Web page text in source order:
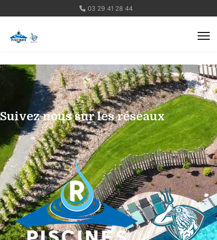
03 29 41 28 44
Suivez nous sur les réseaux